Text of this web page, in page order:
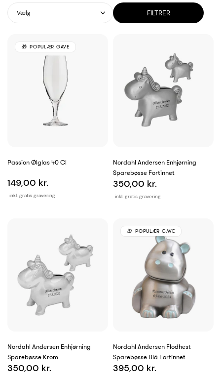
Vælg FILTRER
Passion Ølglas 40 Cl
inkl. gratis gravering
149,00 kr.
POPULÆR GAVE
Nordahl Andersen Enhjørning
Sparebøsse Fortinnet
inkl. gratis gravering
350,00 kr.
Nordahl Andersen Enhjørning
Sparebøsse Krom
350,00 kr.
Nordahl Andersen Flodhest
Sparebøsse Blå Fortinnet
395,00 kr.
POPULÆR GAVE